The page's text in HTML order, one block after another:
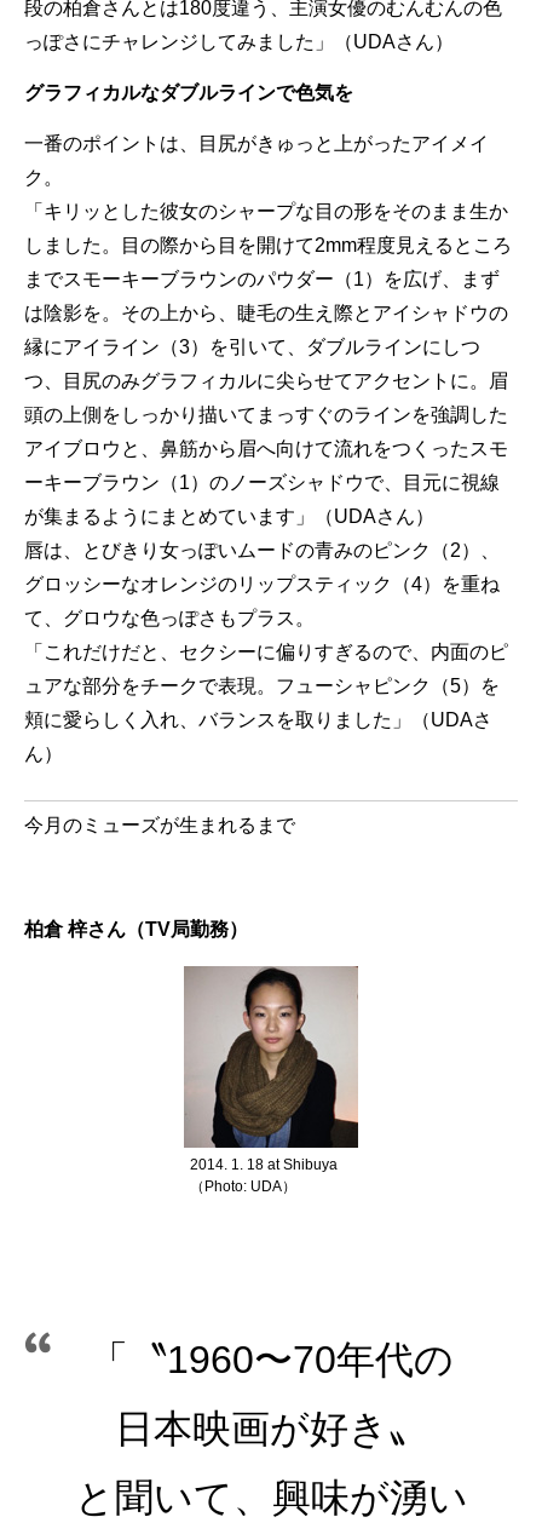
段の柏倉さんとは180度違う、主演女優のむんむんの色
っぽさにチャレンジしてみました」（UDAさん）
グラフィカルなダブルラインで色気を
一番のポイントは、目尻がきゅっと上がったアイメイ
ク。
「キリッとした彼女のシャープな目の形をそのまま生か
しました。目の際から目を開けて2mm程度見えるところ
までスモーキーブラウンのパウダー（1）を広げ、まず
は陰影を。その上から、睫毛の生え際とアイシャドウの
縁にアイライン（3）を引いて、ダブルラインにしつ
つ、目尻のみグラフィカルに尖らせてアクセントに。眉
頭の上側をしっかり描いてまっすぐのラインを強調した
アイブロウと、鼻筋から眉へ向けて流れをつくったスモ
ーキーブラウン（1）のノーズシャドウで、目元に視線
が集まるようにまとめています」（UDAさん）
唇は、とびきり女っぽいムードの青みのピンク（2）、
グロッシーなオレンジのリップスティック（4）を重ね
て、グロウな色っぽさもプラス。
「これだけだと、セクシーに偏りすぎるので、内面のピ
ュアな部分をチークで表現。フューシャピンク（5）を
頬に愛らしく入れ、バランスを取りました」（UDAさ
ん）
今月のミューズが生まれるまで
柏倉 梓さん（TV局勤務）
2014. 1. 18 at Shibuya
（Photo: UDA）
「〝1960〜70年代の
日本映画が好き〟
と聞いて、興味が湧い